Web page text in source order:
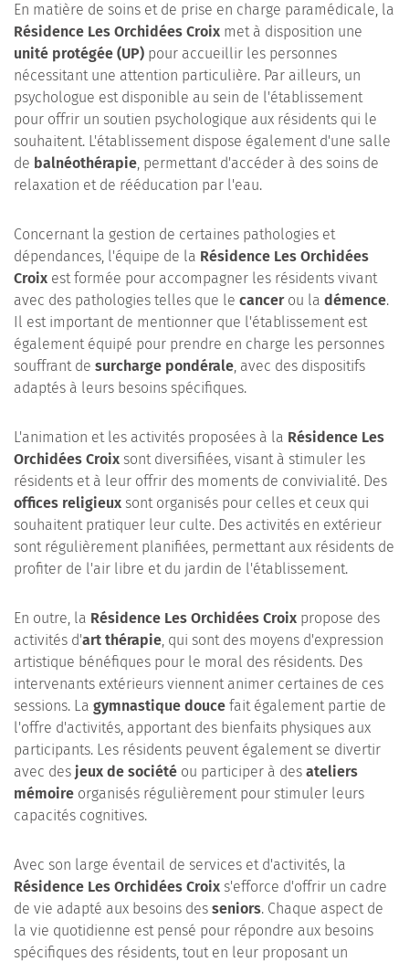
En matière de soins et de prise en charge paramédicale, la
Résidence Les Orchidées Croix met à disposition une
unité protégée (UP) pour accueillir les personnes
nécessitant une attention particulière. Par ailleurs, un
psychologue est disponible au sein de l'établissement
pour offrir un soutien psychologique aux résidents qui le
souhaitent. L'établissement dispose également d'une salle
de balnéothérapie, permettant d'accéder à des soins de
relaxation et de rééducation par l'eau.
Concernant la gestion de certaines pathologies et
dépendances, l'équipe de la Résidence Les Orchidées
Croix est formée pour accompagner les résidents vivant
avec des pathologies telles que le cancerou la démence.
Il est important de mentionner que l'établissement est
également équipé pour prendre en charge les personnes
souffrant de surcharge pondérale, avec des dispositifs
adaptés à leurs besoins spécifiques.
L'animation et les activités proposées à la Résidence Les
Orchidées Croix sont diversifiées, visant à stimuler les
résidents et à leur offrir des moments de convivialité. Des
offices religieux sont organisés pour celles et ceux qui
souhaitent pratiquer leur culte. Des activités en extérieur
sont régulièrement planifiées, permettant aux résidents de
profiter de l'air libre et du jardin de l'établissement.
En outre, la Résidence Les Orchidées Croix propose des
activités d'art thérapie, qui sont des moyens d'expression
artistique bénéfiques pour le moral des résidents. Des
intervenants extérieurs viennent animer certaines de ces
sessions. La gymnastique douce fait également partie de
l'offre d'activités, apportant des bienfaits physiques aux
participants. Les résidents peuvent également se divertir
avec des jeux de société ou participer à des ateliers
mémoire organisés régulièrement pour stimuler leurs
capacités cognitives.
Avec son large éventail de services et d'activités, la
Résidence Les Orchidées Croix s'efforce d'offrir un cadre
de vie adapté aux besoins des seniors. Chaque aspect de
la vie quotidienne est pensé pour répondre aux besoins
spécifiques des résidents, tout en leur proposant un